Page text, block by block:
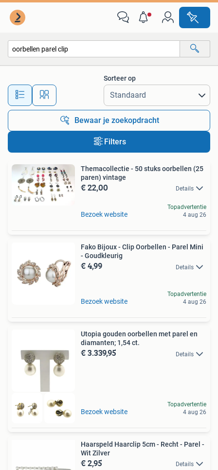
Alle afstanden…
Sorteer op
Bewaar je zoekopdracht
Filters
Themacollectie - 50 stuks oorbellen (25
paren) vintage
€ 22,00 Details
Bezoek website
Topadvertentie
4 aug 26
Fako Bijoux - Clip Oorbellen - Parel Mini
- Goudkleurig
€ 4,99 Details
Bezoek website
Topadvertentie
4 aug 26
Utopia gouden oorbellen met parel en
diamanten; 1,54 ct.
€ 3.339,95 Details
Bezoek website
Topadvertentie
4 aug 26
Haarspeld Haarclip 5cm - Recht - Parel -
Wit Zilver
€ 2,95 Details